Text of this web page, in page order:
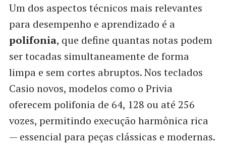
Um dos aspectos técnicos mais relevantes
para desempenho e aprendizado é a
polifonia, que define quantas notas podem
ser tocadas simultaneamente de forma
limpa e sem cortes abruptos. Nos teclados
Casio novos, modelos como o Privia
oferecem polifonia de 64, 128 ou até 256
vozes, permitindo execução harmônica rica
— essencial para peças clássicas e modernas.